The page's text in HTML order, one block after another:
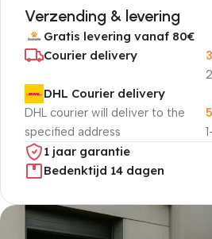
Verzending & levering
Gratis levering vanaf 80€
Courier delivery
DHL Courier delivery
DHL courier will deliver to the
specified address
1 jaar garantie
Bedenktijd 14 dagen